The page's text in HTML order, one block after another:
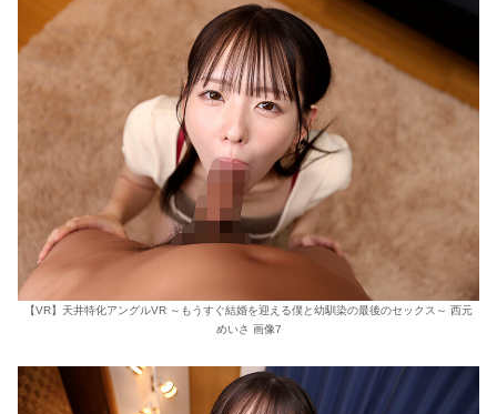
【VR】天井特化アングルVR ～もうすぐ結婚を迎える僕と幼馴染の最後のセックス～ 西元
めいさ 画像7